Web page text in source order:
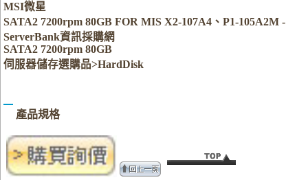
MSI微星
SATA2 7200rpm 80GB FOR MIS X2-107A4、P1-105A2M -
ServerBank資訊採購網
SATA2 7200rpm 80GB
伺服器儲存選購品>HardDisk
產品規格